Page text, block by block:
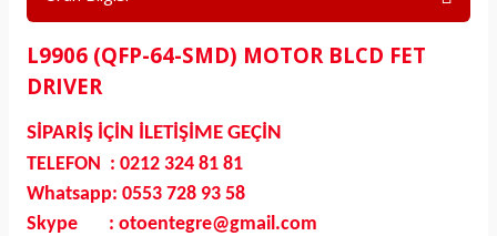
L9906 (QFP-64-SMD) MOTOR BLCD FET
DRIVER
SİPARİŞ İÇİN İLETİŞİME GEÇİN
TELEFON : 0212 324 81 81
Whatsapp: 0553 728 93 58
Skype : otoentegre@gmail.com